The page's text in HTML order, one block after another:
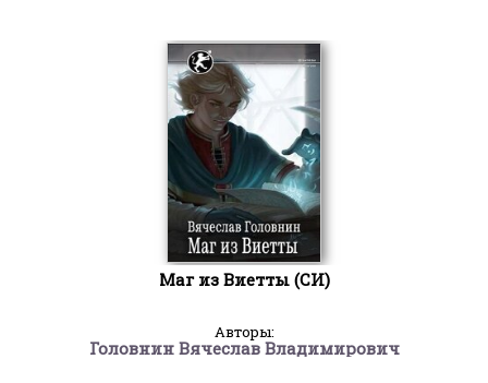
Маг из Виетты (СИ)
Авторы:
Головнин Вячеслав Владимирович